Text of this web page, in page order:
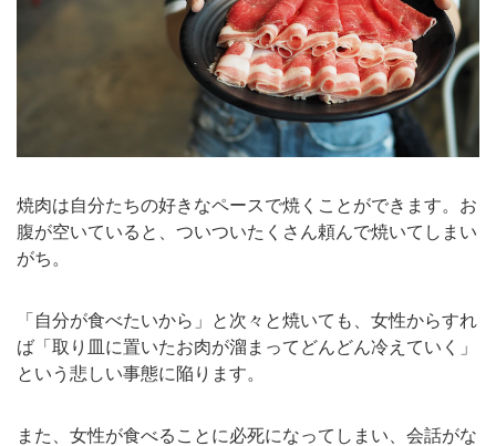
焼肉は自分たちの好きなペースで焼くことができます。お
腹が空いていると、ついついたくさん頼んで焼いてしまい
がち。
「自分が食べたいから」と次々と焼いても、女性からすれ
ば「取り皿に置いたお肉が溜まってどんどん冷えていく」
という悲しい事態に陥ります。
また、女性が食べることに必死になってしまい、会話がな